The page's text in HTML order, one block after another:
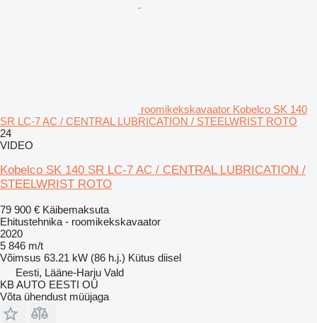
roomikekskavaator Kobelco SK 140
SR LC-7 AC / CENTRAL LUBRICATION / STEELWRIST ROTO
24
VIDEO
Kobelco SK 140 SR LC-7 AC / CENTRAL LUBRICATION /
STEELWRIST ROTO
79 900 € Käibemaksuta
Ehitustehnika - roomikekskavaator
2020
5 846 m/t
Võimsus 63.21 kW (86 h.j.) Kütus diisel
Eesti, Lääne-Harju Vald
KB AUTO EESTI OÜ
Võta ühendust müüjaga